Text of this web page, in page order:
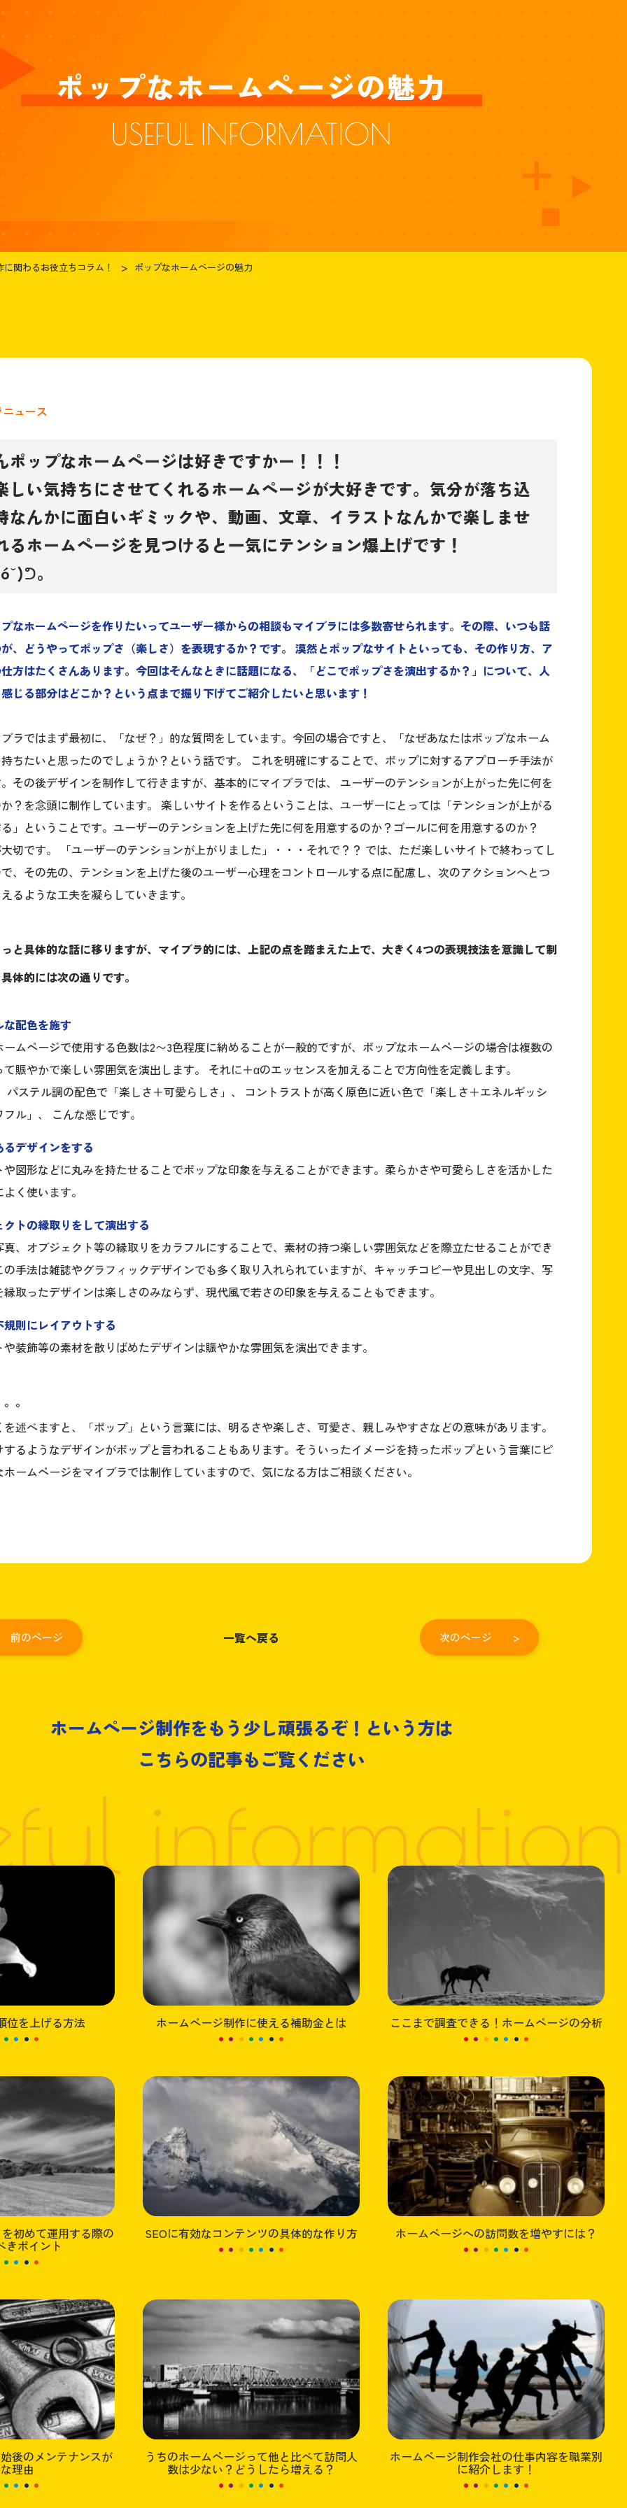
ポップなホームページの魅力
に関わるお役立ちコラム！ ポップなホームページの魅力
ュース
ポップなホームページは好きですかー！！！
しい気持ちにさせてくれるホームページが大好きです。気分が落ち込
なんかに面白いギミックや、動画、文章、イラストなんかで楽しませ
るホームページを見つけると一気にテンション爆上げです！
。
なホームページを作りたいってユーザー様からの相談もマイブラには多数寄せられます。その際、いつも話
、どうやってポップさ（楽しさ）を表現するか？です。 漠然とポップなサイトといっても、その作り方、ア
方はたくさんあります。今回はそんなときに話題になる、「どこでポップさを演出するか？」について、人
じる部分はどこか？という点まで掘り下げてご紹介したいと思います！
ラではまず最初に、「なぜ？」的な質問をしています。今回の場合ですと、「なぜあなたはポップなホーム
ちたいと思ったのでしょうか？という話です。 これを明確にすることで、ポップに対するアプローチ手法が
その後デザインを制作して行きますが、基本的にマイブラでは、 ユーザーのテンションが上がった先に何を
？を念頭に制作しています。 楽しいサイトを作るということは、ユーザーにとっては「テンションが上がる
」ということです。ユーザーのテンションを上げた先に何を用意するのか？ゴールに何を用意するのか？
切です。 「ユーザーのテンションが上がりました」・・・それで？？ では、ただ楽しいサイトで終わってし
、その先の、テンションを上げた後のユーザー心理をコントロールする点に配慮し、次のアクションへとつ
るような工夫を凝らしていきます。
と具体的な話に移りますが、マイブラ的には、上記の点を踏まえた上で、大きく4つの表現技法を意識して制
体的には次の通りです。
な配色を施す
ームページで使用する色数は2〜3色程度に納めることが一般的ですが、ポップなホームページの場合は複数の
賑やかで楽しい雰囲気を演出します。 それに＋αのエッセンスを加えることで方向性を定義します。
パステル調の配色で「楽しさ＋可愛らしさ」、 コントラストが高く原色に近い色で「楽しさ＋エネルギッシ
ル」、 こんな感じです。
デザインをする
や図形などに丸みを持たせることでポップな印象を与えることができます。柔らかさや可愛らしさを活かした
く使います。
クトの縁取りをして演出する
真、オブジェクト等の縁取りをカラフルにすることで、素材の持つ楽しい雰囲気などを際立たせることができ
の手法は雑誌やグラフィックデザインでも多く取り入れられていますが、キャッチコピーや見出しの文字、写
取ったデザインは楽しさのみならず、現代風で若さの印象を与えることもできます。
規則にレイアウトする
装飾等の素材を散りばめたデザインは賑やかな雰囲気を演出できます。
。
述べますと、「ポップ」という言葉には、明るさや楽しさ、可愛さ、親しみやすさなどの意味があります。
するようなデザインがポップと言われることもあります。そういったイメージを持ったポップという言葉にピ
ームページをマイブラでは制作していますので、気になる方はご相談ください。
のページ 一覧へ戻る 次のページ >
ホームページ制作をもう少し頑張るぞ！という方は
こちらの記事もご覧ください
位を上げる方法 ホームページ制作に使える補助金とは ここまで調査できる！ホームページの分析
初めて運用する際の
きポイント
SEOに有効なコンテンツの具体的な作り方 ホームページへの訪問数を増やすには？
後のメンテナンスが
理由
うちのホームページって他と比べて訪問人
数は少ない？どうしたら増える？
ホームページ制作会社の仕事内容を職業別
に紹介します！